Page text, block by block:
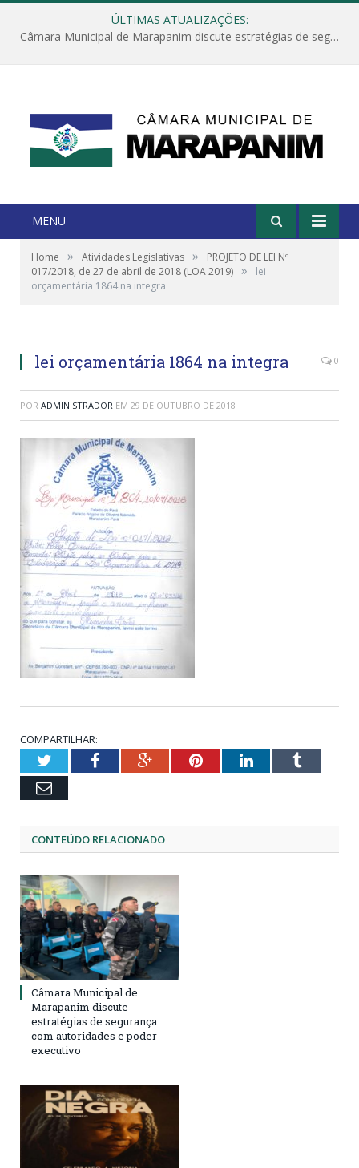
ÚLTIMAS ATUALIZAÇÕES:
Câmara Municipal de Marapanim discute estratégias de segurança com autoridades e poder executivo
MENU
Home » Atividades Legislativas »
PROJETO DE LEI Nº
017/2018, de 27 de abril de 2018 (LOA 2019) »
lei
orçamentária 1864 na integra
lei orçamentária 1864 na integra 0
POR ADMINISTRADOR EM 29 DE OUTUBRO DE 2018
COMPARTILHAR:
TwitterFacebookGoogle+PinterestLinkedInTumblr
Email
CONTEÚDO RELACIONADO
Câmara Municipal de
Marapanim discute
estratégias de segurança
com autoridades e poder
executivo